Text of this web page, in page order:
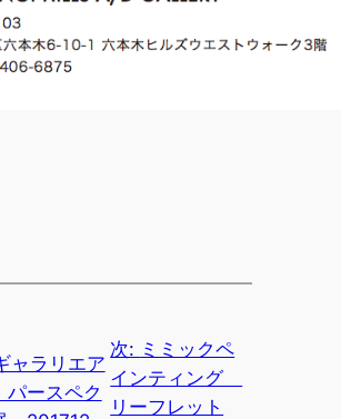
ャラリエア
ースペク
次: ミミックペ
インティング
リーフレット